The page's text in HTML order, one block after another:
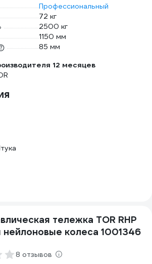
Профессиональный
72 кг
2500 кг
1150 мм
85 мм
12 месяцев
тележка TOR RHP
колеса 1001346
8 отзывов